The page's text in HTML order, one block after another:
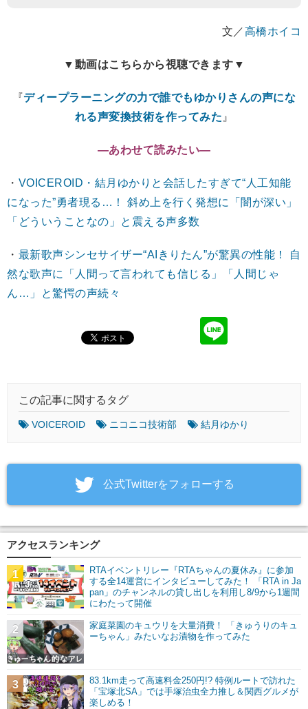
文／ 高橋ホイコ
▼動画はこちらから視聴できます▼
『ディープラーニングの力で誰でもゆかりさんの声にな
れる声変換技術を作ってみた』
―あわせて読みたい―
・ VOICEROID・結月ゆかりと会話したすぎて“人工知能
になった”勇者現る…！ 斜め上を行く発想に「闇が深い」
「どういうことなの」と震える声多数
・ 最新歌声シンセサイザー“AIきりたん”が驚異の性能！ 自
然な歌声に「人間って言われても信じる」「人間じゃ
ん…」と驚愕の声続々
この記事に関するタグ
VOICEROID ニコニコ技術部 結月ゆかり
‎公式Twitterをフォローする
アクセスランキング
RTAイベントリレー『RTAちゃんの夏休み』に参加
する全14運営にインタビューしてみた！ 「RTA in Ja
pan」のチャンネルの貸し出しを利用し8/9から1週間
にわたって開催
1
家庭菜園のキュウリを大量消費！ 「きゅうりのキュ
ーちゃん」みたいなお漬物を作ってみた
2
83.1km走って高速料金250円!? 特例ルートで訪れた
「宝塚北SA」では手塚治虫全力推し＆関西グルメが
楽しめる！
3